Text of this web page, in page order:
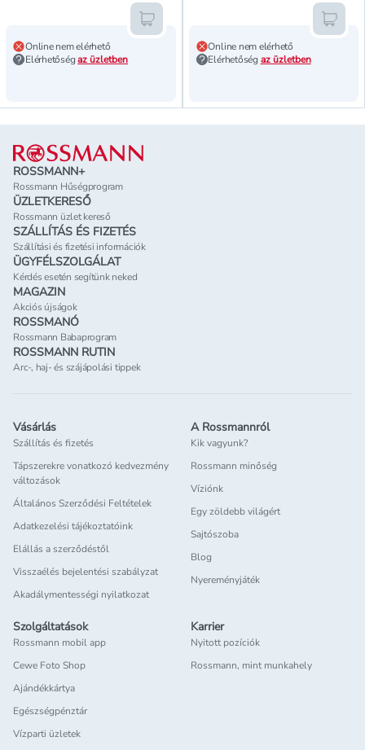
Online nem elérhető
Elérhetőségaz üzletben
Kosárba teszem
Online nem elérhető
Elérhetőség az üzletben
Lábléc
ROSSMANN+
Rossmann Hűségprogram
ÜZLETKERESŐ
Rossmann üzlet kereső
SZÁLLÍTÁS ÉS FIZETÉS
Szállítási és fizetési információk
ÜGYFÉLSZOLGÁLAT
Kérdés esetén segítünk neked
MAGAZIN
Akciós újságok
ROSSMANÓ
Rossmann Babaprogram
ROSSMANN RUTIN
Arc-, haj- és szájápolási tippek
Vásárlás
Szállítás és fizetés
Tápszerekre vonatkozó kedvezmény
változások
Általános Szerződési Feltételek
Adatkezelési tájékoztatóink
Elállás a szerződéstől
Visszaélés bejelentési szabályzat
Akadálymentességi nyilatkozat
A Rossmannról
Kik vagyunk?
Rossmann minőség
Víziónk
Egy zöldebb világért
Sajtószoba
Blog
Nyereményjáték
Szolgáltatások
Rossmann mobil app
Cewe Foto Shop
Ajándékkártya
Egészségpénztár
Vízparti üzletek
Karrier
Nyitott pozíciók
Rossmann, mint munkahely